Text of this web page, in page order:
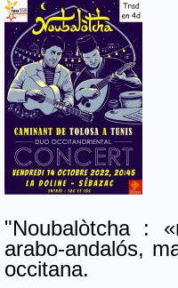
"Noubalòtcha :
arabo-andalós,
occitana.